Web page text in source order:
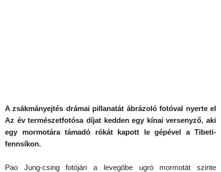
A zsákmányejtés drámai pillanatát ábrázoló fotóval nyerte el
Az év természetfotósa díjat kedden egy kínai versenyző, aki
egy mormotára támadó rókát kapott le gépével a Tibeti-
fennsíkon.
Pao Jung-csing fotóján a levegőbe ugró mormotát szinte